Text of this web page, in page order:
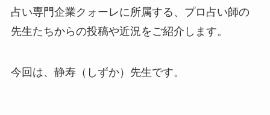
占い専門企業クォーレに所属する、プロ占い師の
先生たちからの投稿や近況をご紹介します。
今回は、静寿（しずか）先生です。